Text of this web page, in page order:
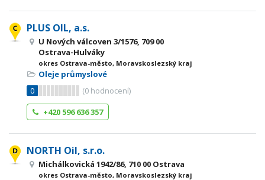
PLUS OIL, a.s.
U Nových válcoven 3/1576, 709 00
Ostrava-Hulváky
okres Ostrava-město, Moravskoslezský kraj
Oleje průmyslové
0
(0 hodnocení)
+420 596 636 357
NORTH Oil, s.r.o.
Michálkovická 1942/86, 710 00 Ostrava
okres Ostrava-město, Moravskoslezský kraj